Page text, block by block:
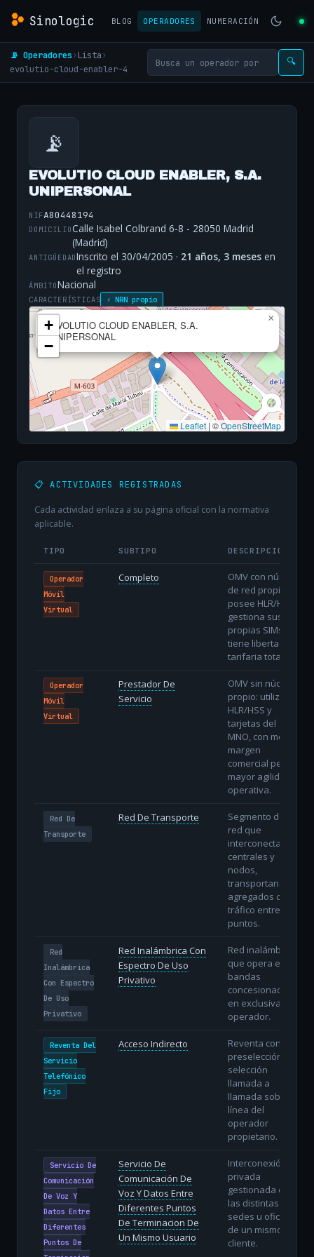
Sinologic BLOG OPERADORES NUMERACIÓN
📡 Operadores› Lista›
evolutio-cloud-enabler-4
🔍
📡
EVOLUTIO CLOUD ENABLER, S.A.
UNIPERSONAL
NIFA80448194
DOMICILIOCalle Isabel Colbrand 6-8 - 28050 Madrid
(Madrid)
ANTIGÜEDADInscrito el 30/04/2005 · 21 años, 3 meses en
el registro
ÁMBITONacional
CARACTERÍSTICAS ⚡ NRN propio
EVOLUTIO CLOUD ENABLER, S.A.
UNIPERSONAL
×
+
−
Leaflet |©OpenStreetMap
📋 ACTIVIDADES REGISTRADAS
Cada actividad enlaza a su página oficial con la normativa
aplicable.
TIPO SUBTIPO DESCRIPCIÓN
Operador
Móvil
Virtual
Completo
OMV con núcleo
de red propio:
posee HLR/HSS,
gestiona sus
propias SIMs y
tiene libertad
tarifaria total.
Operador
Móvil
Virtual
Prestador De
Servicio
OMV sin núcleo
propio: utiliza
HLR/HSS y
tarjetas del
MNO, con menor
margen
comercial pero
mayor agilidad
operativa.
Red De
Transporte
Red De Transporte
Segmento de
red que
interconecta
centrales y
nodos,
transportando
agregados de
tráfico entre
puntos.
Red
Inalámbrica
Con Espectro
De Uso
Privativo
Red Inalámbrica Con
Espectro De Uso
Privativo
Red inalámbrica
que opera en
bandas
concesionadas
en exclusiva al
operador.
Reventa Del
Servicio
Telefónico
Fijo
Acceso Indirecto
Reventa con
preselección o
selección
llamada a
llamada sobre la
línea del
operador
propietario.
Servicio De
Comunicación
De Voz Y
Datos Entre
Diferentes
Puntos De
Servicio De
Comunicación De
Voz Y Datos Entre
Diferentes Puntos
De Terminacion De
Un Mismo Usuario
Interconexión
privada
gestionada de
las distintas
sedes u oficinas
de un mismo
cliente.